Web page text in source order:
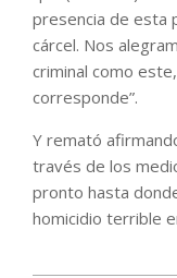
presencia de esta
cárcel. Nos
criminal como
corresponde”.
Y remató
través de los
pronto hasta
homicidio terrible